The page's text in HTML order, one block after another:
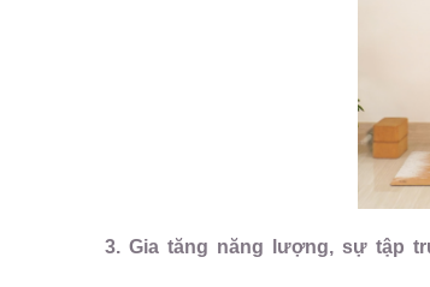
3. Gia tăng năng lượng, sự tập